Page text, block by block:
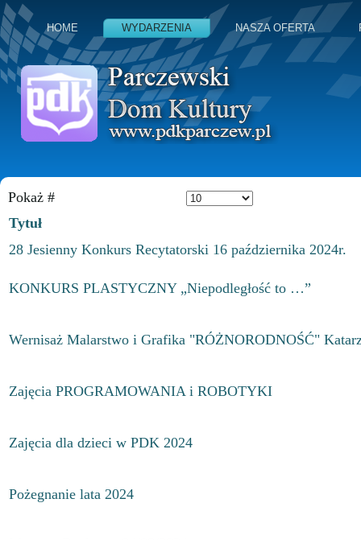
HOME WYDARZENIA NASZA OFERTA
Pokaż #
Tytuł
28 Jesienny Konkurs Recytatorski 16 października 2024r.
KONKURS PLASTYCZNY „Niepodległość to …”
Wernisaż Malarstwo i Grafika "RÓŻNORODNOŚĆ"
Zajęcia PROGRAMOWANIA i ROBOTYKI
Zajęcia dla dzieci w PDK 2024
Pożegnanie lata 2024